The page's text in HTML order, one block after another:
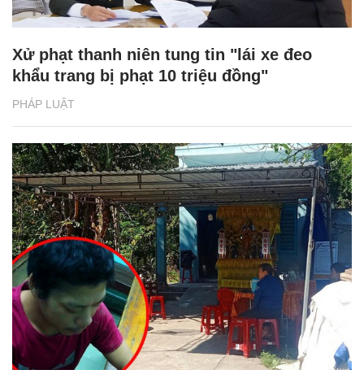
PHÁP LUẬT
Xử phạt thanh niên tung tin "lái xe đeo
khẩu trang bị phạt 10 triệu đồng"